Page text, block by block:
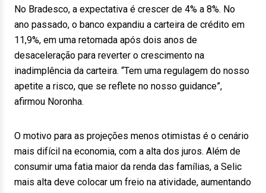
No Bradesco, a expectativa é crescer de 4% a 8%. No
ano passado, o banco expandiu a carteira de crédito em
11,9%, em uma retomada após dois anos de
desaceleração para reverter o crescimento na
inadimplência da carteira. “Tem uma regulagem do nosso
apetite a risco, que se reflete no nosso guidance”,
afirmou Noronha.
O motivo para as projeções menos otimistas é o cenário
mais difícil na economia, com a alta dos juros. Além de
consumir uma fatia maior da renda das famílias, a Selic
mais alta deve colocar um freio na atividade, aumentando